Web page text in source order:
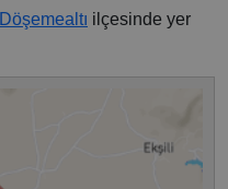
Döşemealtı ilçesinde yer